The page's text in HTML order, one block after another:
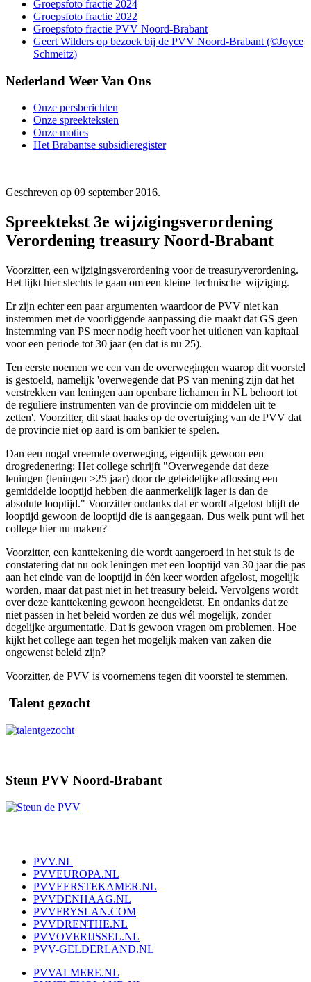
Groepsfoto fractie 2024
Groepsfoto fractie 2022
Groepsfoto fractie PVV Noord-Brabant
Geert Wilders op bezoek bij de PVV Noord-Brabant (©Joyce
Schmeitz)
Nederland Weer Van Ons
Onze persberichten
Onze spreekteksten
Onze moties
Het Brabantse subsidieregister
Geschreven op 09 september 2016.
Spreektekst 3e wijzigingsverordening
Verordening treasury Noord-Brabant
Voorzitter, een wijzigingsverordening voor de treasuryverordening.
Het lijkt hier slechts te gaan om een kleine 'technische' wijziging.
Er zijn echter een paar argumenten waardoor de PVV niet kan
instemmen met de voorliggende aanpassing die maakt dat GS geen
instemming van PS meer nodig heeft voor het uitlenen van kapitaal
voor een periode tot 30 jaar (en dat is nu 25).
Ten eerste noemen we een van de overwegingen waarop dit voorstel
is gestoeld, namelijk 'overwegende dat PS van mening zijn dat het
verstrekken van leningen aan openbare lichamen in NL behoort tot
de reguliere instrumenten van de provincie om middelen uit te
zetten'. Voorzitter, dit staat haaks op de overtuiging van de PVV dat
de provincie niet op aard is om bankier te spelen.
Dan een nogal vreemde overweging, eigenlijk gewoon een
drogredenering: Het college schrijft "Overwegende dat deze
leningen (leningen >25 jaar) door de geleidelijke aflossing een
gemiddelde looptijd hebben die aanmerkelijk lager is dan de
absolute looptijd." Voorzitter ondanks dat er wordt afgelost blijft de
looptijd gewoon de looptijd die is aangegaan. Dus welk punt wil het
college hier nu maken?
Voorzitter, een kanttekening die wordt aangeroerd in het stuk is de
constatering dat nu ook leningen met een looptijd van 30 jaar die pas
aan het einde van de looptijd in één keer worden afgelost, mogelijk
worden, maar dat past niet in het treasury beleid. Vervolgens wordt
over deze kanttekening gewoon heengekletst. En ondanks dat ze
niet passen in het beleid worden ze dus wél mogelijk, zonder
degelijke argumentatie. Dat is gewoon vragen om problemen. Hoe
kijkt het college aan tegen het mogelijk maken van zaken die
ongewenst beleid zijn?
Voorzitter, de PVV is voornemens tegen dit voorstel te stemmen.
Talent gezocht
Steun PVV Noord-Brabant
PVV.NL
PVVEUROPA.NL
PVVEERSTEKAMER.NL
PVVDENHAAG.NL
PVVFRYSLAN.COM
PVVDRENTHE.NL
PVVOVERIJSSEL.NL
PVV-GELDERLAND.NL
PVVALMERE.NL